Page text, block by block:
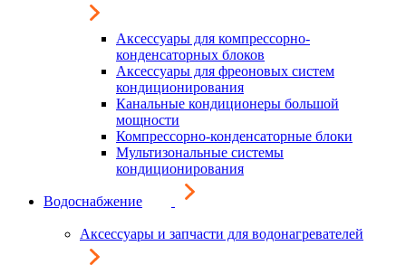
Аксессуары для компрессорно-
конденсаторных блоков
Аксессуары для фреоновых систем
кондиционирования
Канальные кондиционеры большой
мощности
Компрессорно-конденсаторные блоки
Мультизональные системы
кондиционирования
Водоснабжение
Аксессуары и запчасти для водонагревателей